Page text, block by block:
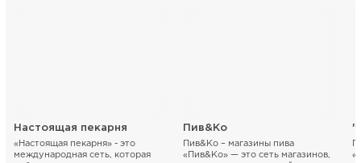
Настоящая пекарня
«Настоящая пекарня» - это
международная сеть, которая
Пив&Ко
Пив&Ко – магазины пива
«Пив&Ко» — это сеть магазинов,